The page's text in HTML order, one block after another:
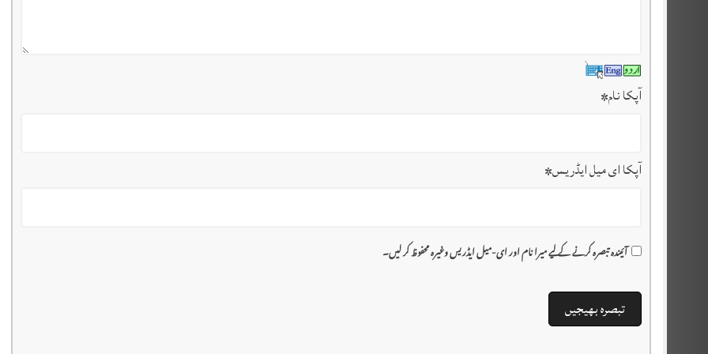
آپکا نام*
آپکا ای میل ایڈریس*
آئیندہ تبصرہ کرنے کے لیے میرا نام اور ای-میل ایڈریس وغیرہ محفوظ کر لیں۔